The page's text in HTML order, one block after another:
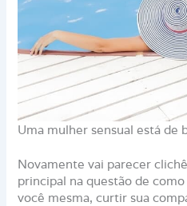
Uma mulher sensual está de
Novamente vai parecer
principal na questão de
você mesma, curtir sua